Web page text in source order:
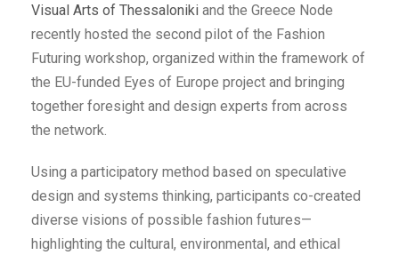
Visual Arts of Thessaloniki and the Greece Node
recently hosted the second pilot of the Fashion
Futuring workshop, organized within the framework of
the EU-funded Eyes of Europe project and bringing
together foresight and design experts from across
the network.
Using a participatory method based on speculative
design and systems thinking, participants co-created
diverse visions of possible fashion futures—
highlighting the cultural, environmental, and ethical